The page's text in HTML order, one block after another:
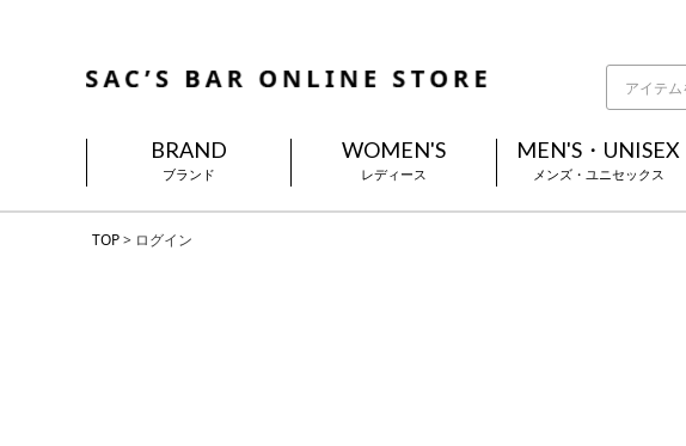
BRAND
ブランド
WOMEN'S
レディース
MEN'S・UNISEX
メンズ・ユニセックス
TOP ログイン